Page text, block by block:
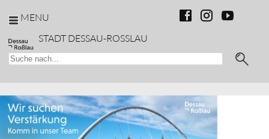
MENU
STADT DESSAU-ROSSLAU